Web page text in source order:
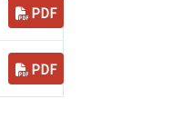
PDF
PDF